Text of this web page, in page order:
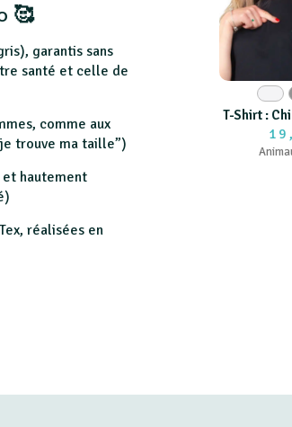
Blanc
T-Shirt :
🥰
garantis sans
santé et celle de
comme aux
trouve ma taille”)
hautement
réalisées en